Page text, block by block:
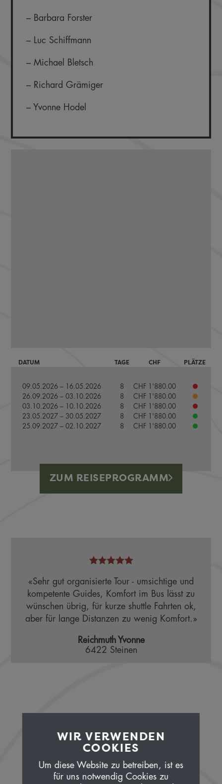
– Barbara Forster
– Luc Schiffmann
– Michael Bletsch
– Richard Grämiger
– Yvonne Hodel
DATUM TAGE CHF PLÄTZE
09.05.2026 – 16.05.2026 8
CHF 1'880.00
26.09.2026 – 03.10.2026
8
CHF 1'880.00
03.10.2026 – 10.10.2026
8
CHF 1'880.00
23.05.2027 – 30.05.2027
8
CHF 1'880.00
25.09.2027 – 02.10.2027
8 CHF 1'880.00
ZUM REISEPROGRAMM
«Sehr gut organisierte Tour - umsichtige und
kompetente Guides, Komfort im Bus lässt zu
wünschen übrig, für kurze shuttle Fahrten ok,
aber für lange Distanzen zu wenig Komfort.»
Reichmuth Yvonne
6422 Steinen
WIR VERWENDEN
COOKIES
Um diese Website zu betreiben, ist es
für uns notwendig Cookies zu